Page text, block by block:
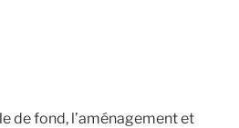
de fond, l’aménagement et